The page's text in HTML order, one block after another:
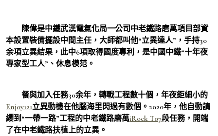
陳偉是中鐵武漢電氣化局一公司中老鐵路磨萬項目部資
本設置裝備擺設中間主任，大師都叫他“立異達人”，手持30
余項立異結果，此中6項取得國度專利，是中國中鐵“十年夜
專家型工人”、休息模范。
餐與加入任務30余年，轉戰工程數十個，年夜鉅細小的
Enjoy121立異動機在他腦海里閃過有數個。2020年，他自動請
纓到“一帶一路”工程的中老鐵路磨萬iRock T07段任務，開端
了在中老鐵路扶植上的立異。